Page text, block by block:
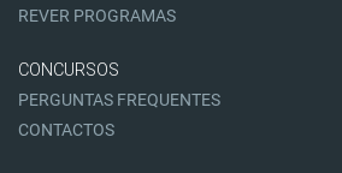
REVER PROGRAMAS
CONCURSOS
PERGUNTAS FREQUENTES
CONTACTOS